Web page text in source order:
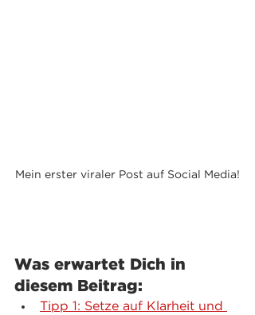
Mein erster viraler Post auf Social Media!
Was erwartet Dich in
diesem Beitrag:
Tipp 1: Setze auf Klarheit und